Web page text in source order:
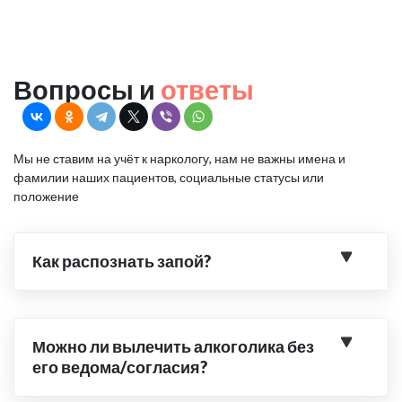
Вопросы и ответы
Мы не ставим на учёт к наркологу, нам не важны имена и
фамилии наших пациентов, социальные статусы или
положение
Как распознать запой?
Можно ли вылечить алкоголика без
его ведома/согласия?